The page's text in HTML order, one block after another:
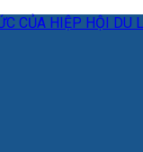
CỦA HIỆP HỘI DU